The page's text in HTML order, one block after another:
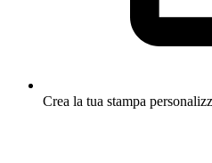
Crea la tua stampa